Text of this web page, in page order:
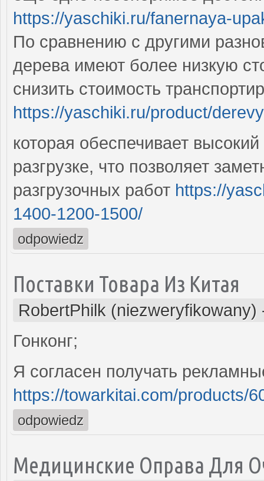
https://yaschiki.ru/fanernaya-
По сравнению с другими
дерева имеют более низкую
снизить стоимость
https://yaschiki.ru/product/
которая обеспечивает
разгрузке, что позволяет
разгрузочных работ https://
1400-1200-1500/
odpowiedz
Поставки Товара Из Китая
RobertPhilk (niezweryfikowany)
Гонконг;
Я согласен получать
https://towarkitai.com/products/
odpowiedz
Медицинские Оправа Для